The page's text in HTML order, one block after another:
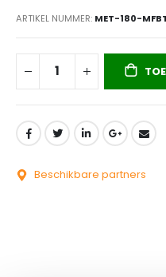
ARTIKEL NUMMER MET-180-
Beschikbare partners